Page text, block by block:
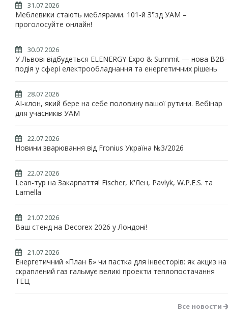
31.07.2026
Меблевики стають меблярами. 101-й З'їзд УАМ –
проголосуйте онлайн!
30.07.2026
У Львові відбудеться ELENERGY Expo & Summit — нова B2B-
подія у сфері електрообладнання та енергетичних рішень
28.07.2026
AI-клон, який бере на себе половину вашої рутини. Вебінар
для учасників УАМ
22.07.2026
Новини зварювання від Fronius Україна №3/2026
22.07.2026
Lean-тур на Закарпаття! Fischer, К'Лен, Pavlyk, W.P.E.S. та
Lamella
21.07.2026
Ваш стенд на Decorex 2026 у Лондоні!
21.07.2026
Енергетичний «План Б» чи пастка для інвесторів: як акциз на
скраплений газ гальмує великі проекти теплопостачання
ТЕЦ
Все новости